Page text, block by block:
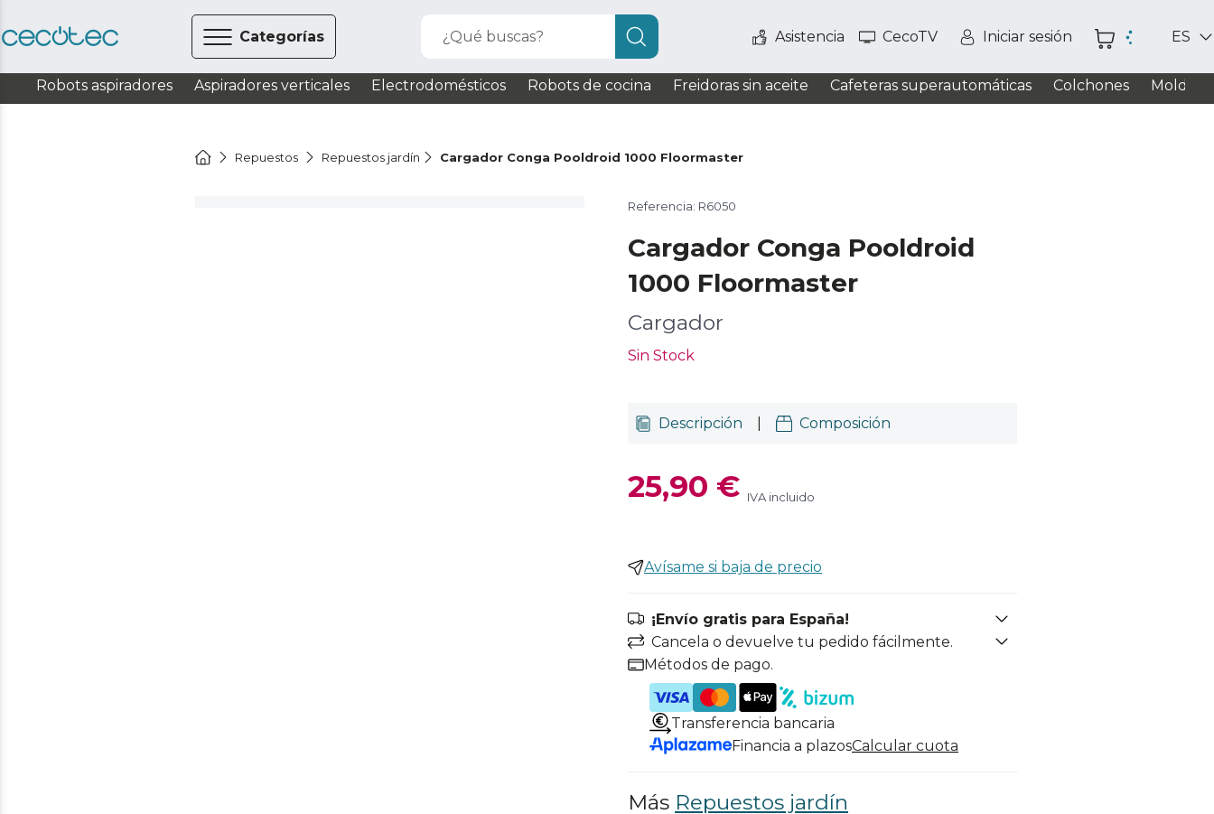
Categorías ¿Qué buscas? Asistencia CecoTV Iniciar sesión ES
Robots aspiradores Aspiradores verticales Electrodomésticos Robots de cocina Freidoras sin aceite Cafeteras superautomáticas Colchones
Repuestos Repuestos jardín Cargador Conga Pooldroid 1000 Floormaster
Referencia: R6050
Cargador Conga Pooldroid
1000 Floormaster
Cargador
Sin Stock
Descripción Composición
25,90 € IVA incluido
Avísame si baja de precio
¡Envío gratis para España!
Cancela o devuelve tu pedido fácilmente.
Métodos de pago.
Transferencia bancaria
Financia a plazosCalcular cuota
Más Repuestos jardín